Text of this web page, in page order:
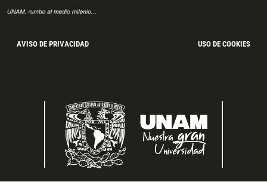
AVISO DE PRIVACIDAD USO DE COOKIES